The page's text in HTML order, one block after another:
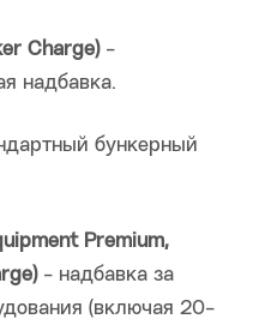
Charge)-
надбавка.
бункерный
Premium,
- надбавка за
(включая 20-